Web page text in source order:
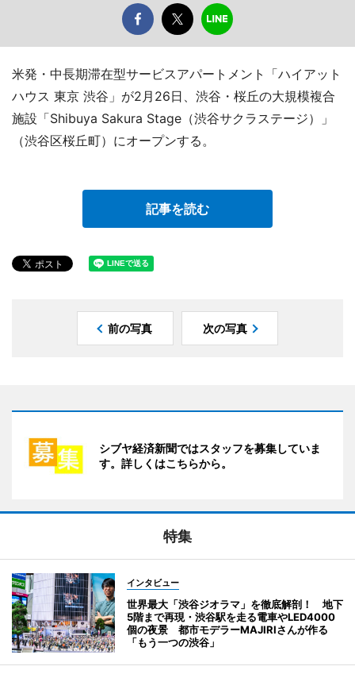
米発・中長期滞在型サービスアパートメント「ハイアット
ハウス 東京 渋谷」が2月26日、渋谷・桜丘の大規模複合
施設「Shibuya Sakura Stage（渋谷サクラステージ）」
（渋谷区桜丘町）にオープンする。
記事を読む
前の写真 次の写真
シブヤ経済新聞ではスタッフを募集していま
す。詳しくはこちらから。
特集
インタビュー
世界最大「渋谷ジオラマ」を徹底解剖！ 地下
5階まで再現・渋谷駅を走る電車やLED4000
個の夜景 都市モデラーMAJIRIさんが作る
「もう一つの渋谷」